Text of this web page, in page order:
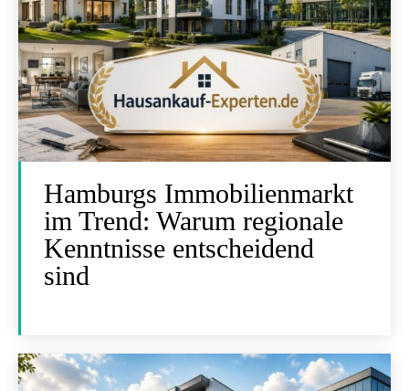
Hamburgs Immobilienmarkt
im Trend: Warum regionale
Kenntnisse entscheidend
sind